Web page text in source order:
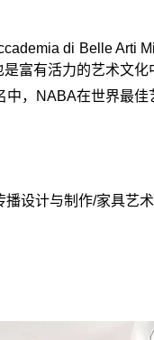
di Belle Arti
富有活力的艺术文化
中，NABA在世界最
播设计与制作/家具艺